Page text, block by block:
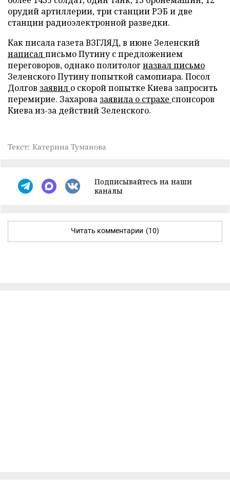
орудий артиллерии, три станции РЭБ и две
станции радиоэлектронной разведки.
Как писала газета ВЗГЛЯД, в июне Зеленский
написалписьмо Путину с предложением
переговоров, однако политолог назвал письмо
Зеленского Путину попыткой самопиара. Посол
Долгов заявил о скорой попытке Киева запросить
перемирие. Захарова заявила о страхе спонсоров
Киева из-за действий Зеленского.
Текст: Катерина Туманова
Подписывайтесь на наши
каналы
Читать комментарии (10)